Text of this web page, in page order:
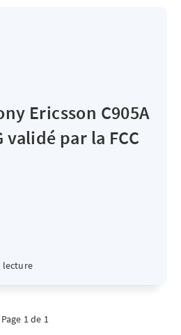
Ericsson C905A
validé par la FCC
lecture
Page 1 de 1